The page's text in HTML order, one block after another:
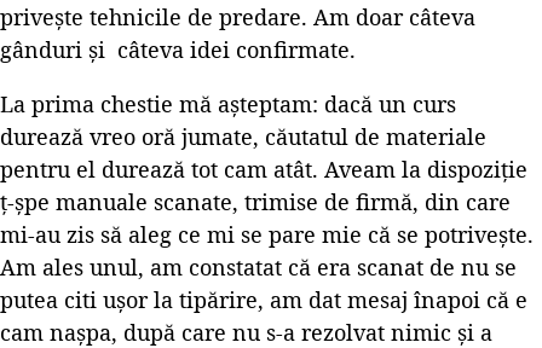
privește tehnicile de predare. Am doar câteva
gânduri și câteva idei confirmate.
La prima chestie mă așteptam: dacă un curs
durează vreo oră jumate, căutatul de materiale
pentru el durează tot cam atât. Aveam la dispoziție
ț-șpe manuale scanate, trimise de firmă, din care
mi-au zis să aleg ce mi se pare mie că se potrivește.
Am ales unul, am constatat că era scanat de nu se
putea citi ușor la tipărire, am dat mesaj înapoi că e
cam nașpa, după care nu s-a rezolvat nimic și a